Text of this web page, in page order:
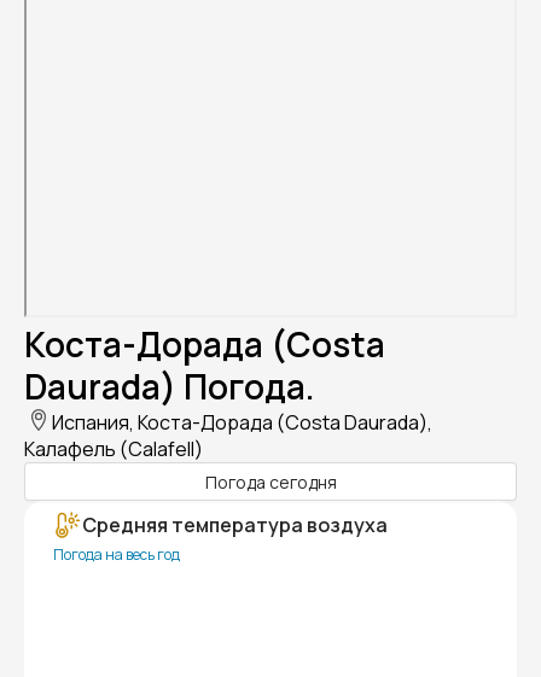
Коста-Дорада (Costa
Daurada) Погода.
Испания, Коста-Дорада (Costa Daurada),
Калафель (Calafell)
Погода сегодня
Средняя температура воздуха
Погода на весь год